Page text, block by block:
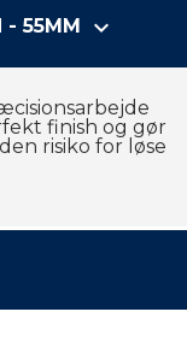
- 55MM keyboard_arrow_down
finish og gør
risiko for løse